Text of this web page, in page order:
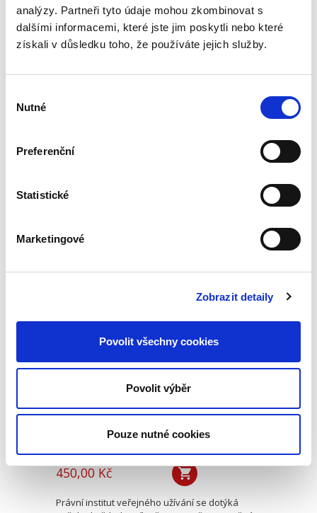
analýzy. Partneři tyto údaje mohou zkombinovat s
dalšími informacemi, které jste jim poskytli nebo které
získali v důsledku toho, že používáte jejich služby.
souhlasu
Nutné
Preferenční
Statistické
Marketingové
Zobrazit detaily
Povolit všechny cookies
Povolit výběr
Pouze nutné cookies
Úvod do
mezinárodního
práva správního
Jakub Handrlica
může vyskytovat prvek s vazbou na právní
450,00 Kč
Právní institut veřejného užívání se dotýká